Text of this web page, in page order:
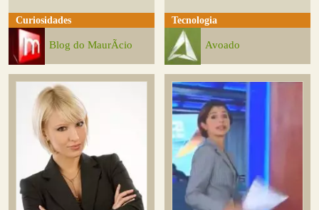
Curiosidades
Blog do MaurÃ­cio
Tecnologia
Avoado